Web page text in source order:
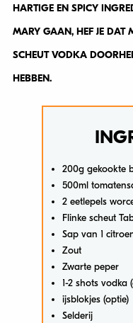
HARTIGE EN SPICY
MARY GAAN, HEF JE DAT
SCHEUT VODKA
HEBBEN.
200g gekookte
500ml
2 eetlepels
Flinke scheut
Sap van 1
Zout
Zwarte peper
1-2 shots vodka
ijsblokjes (optie)
Selderij